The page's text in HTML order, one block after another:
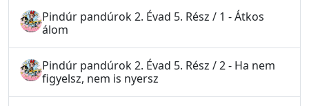
Pindúr pandúrok 2. Évad 5. Rész / 1 - Átkos
álom
Pindúr pandúrok 2. Évad 5. Rész / 2 - Ha nem
figyelsz, nem is nyersz